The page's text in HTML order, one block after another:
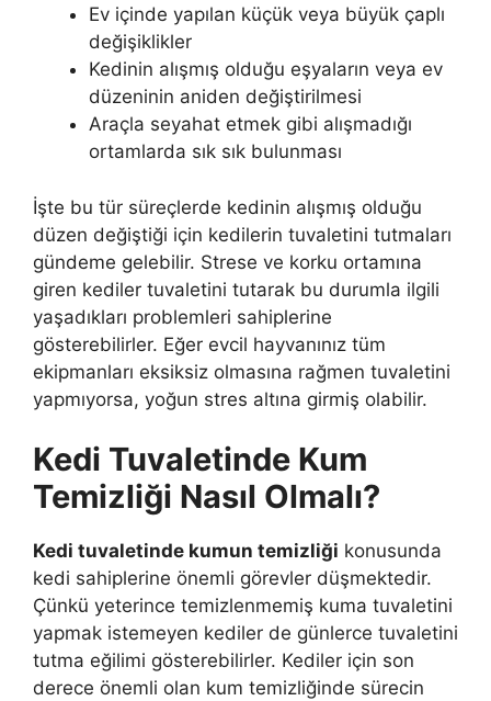
Ev içinde yapılan küçük veya büyük çaplı
değişiklikler
Kedinin alışmış olduğu eşyaların veya ev
düzeninin aniden değiştirilmesi
Araçla seyahat etmek gibi alışmadığı
ortamlarda sık sık bulunması
İşte bu tür süreçlerde kedinin alışmış olduğu
düzen değiştiği için kedilerin tuvaletini tutmaları
gündeme gelebilir. Strese ve korku ortamına
giren kediler tuvaletini tutarak bu durumla ilgili
yaşadıkları problemleri sahiplerine
gösterebilirler. Eğer evcil hayvanınız tüm
ekipmanları eksiksiz olmasına rağmen tuvaletini
yapmıyorsa, yoğun stres altına girmiş olabilir.
Kedi Tuvaletinde Kum
Temizliği Nasıl Olmalı?
Kedi tuvaletinde kumun temizliği konusunda
kedi sahiplerine önemli görevler düşmektedir.
Çünkü yeterince temizlenmemiş kuma tuvaletini
yapmak istemeyen kediler de günlerce tuvaletini
tutma eğilimi gösterebilirler. Kediler için son
derece önemli olan kum temizliğinde sürecin